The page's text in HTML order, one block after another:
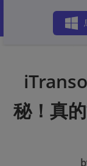
秘！真